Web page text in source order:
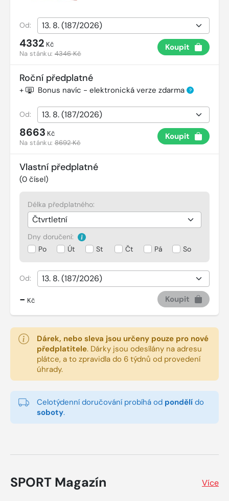
Od:
4332 Kč
Na stánku:4346 Kč
Koupit
Roční předplatné
+ Bonus navíc - elektronická verze zdarma ?
Od:
8663 Kč
Na stánku:8692 Kč
Koupit
Vlastní předplatné
(0 čísel)
Délka předplatného:
Dny doručení:
Po
Út St Čt Pá So
Od:
- Kč Koupit
Dárek, nebo sleva jsou určeny pouze pro nové
předplatitele. Dárky jsou odesílány na adresu
plátce, a to zpravidla do 6 týdnů od provedení
úhrady.
Celotýdenní doručování probíhá od pondělí do
soboty.
SPORT Magazín Více